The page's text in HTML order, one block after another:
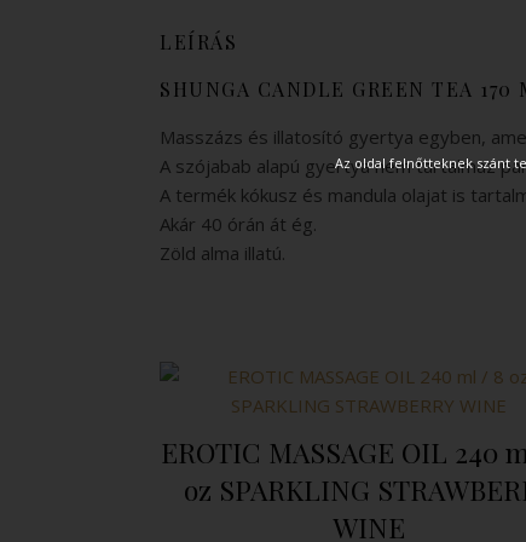
LEÍRÁS
SHUNGA CANDLE GREEN TEA 170
Masszázs és illatosító gyertya egyben,
A szójabab alapú gyertya nem tartalmaz
A termék kókusz és mandula olajat is
Akár 40 órán át ég.
Zöld alma illatú.
EROTIC MASSAGE OIL 240
oz SPARKLING
WINE
Az oldal felnőtteknek szánt